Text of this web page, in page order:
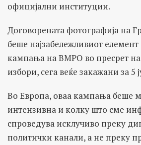
официјални институции.
Договорената фотографија на
беше најзабележливиот
кампања на ВМРО во пресрет
избори, сега веќе закажани за 5
Во Европа, оваа кампања беше
интензивна и колку што сме
спроведува исклучиво преку
политички канали, а не преку